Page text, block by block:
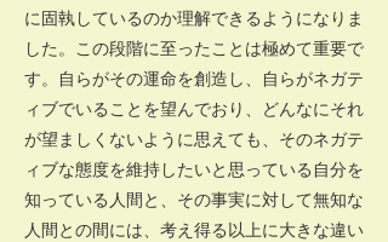
に固執しているのか理解できるようになりま
した。この段階に至ったことは極めて重要で
す。自らがその運命を創造し、自らがネガテ
ィブでいることを望んでおり、どんなにそれ
が望ましくないように思えても、そのネガテ
ィブな態度を維持したいと思っている自分を
知っている人間と、その事実に対して無知な
人間との間には、考え得る以上に大きな違い